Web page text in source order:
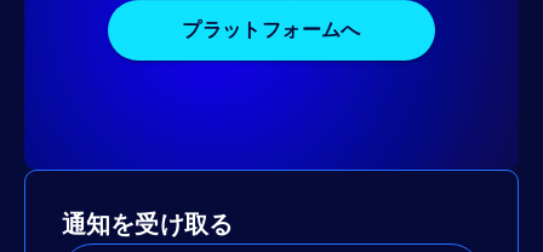
プラットフォームへ
通知を受け取る